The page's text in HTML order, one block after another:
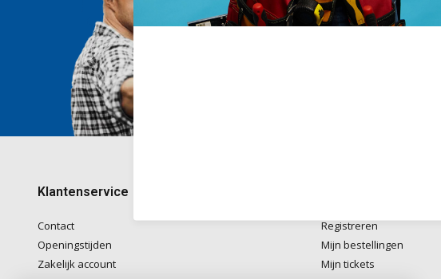
Wij helpen je graag
Klantenservice
Contact
Openingstijden
Zakelijk account
Registreren
Mijn bestellingen
Mijn tickets